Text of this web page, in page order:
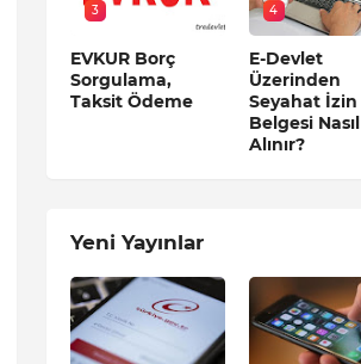
3
EVKUR Borç
Sorgulama,
Taksit Ödeme
4
E-Devlet
Üzerinden
Seyahat İzin
Belgesi Nasıl
Alınır?
Yeni Yayınlar